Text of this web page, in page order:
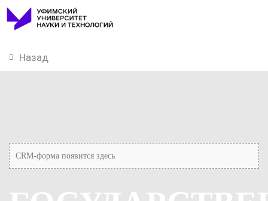
Назад
CRM-форма появится здесь